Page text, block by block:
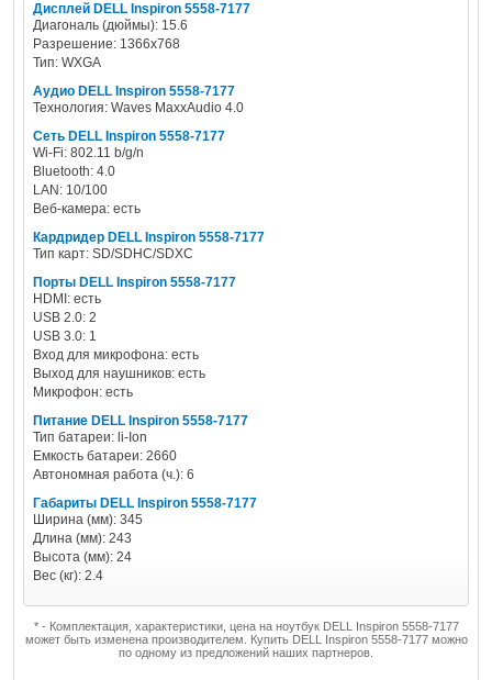
Дисплей DELL Inspiron 5558-7177
Диагональ (дюймы): 15.6
Разрешение: 1366x768
Тип: WXGA
Аудио DELL Inspiron 5558-7177
Технология: Waves MaxxAudio 4.0
Сеть DELL Inspiron 5558-7177
Wi-Fi: 802.11 b/g/n
Bluetooth: 4.0
LAN: 10/100
Веб-камера: есть
Кардридер DELL Inspiron 5558-7177
Тип карт: SD/SDHC/SDXC
Порты DELL Inspiron 5558-7177
HDMI: есть
USB 2.0: 2
USB 3.0: 1
Вход для микрофона: есть
Выход для наушников: есть
Микрофон: есть
Питание DELL Inspiron 5558-7177
Тип батареи: li-Ion
Емкость батареи: 2660
Автономная работа (ч.): 6
Габариты DELL Inspiron 5558-7177
Ширина (мм): 345
Длина (мм): 243
Высота (мм): 24
Вес (кг): 2.4
* - Комплектация, характеристики, цена на ноутбук DELL Inspiron 5558-7177
может быть изменена производителем. Купить DELL Inspiron 5558-7177 можно
по одному из предложений наших партнеров.